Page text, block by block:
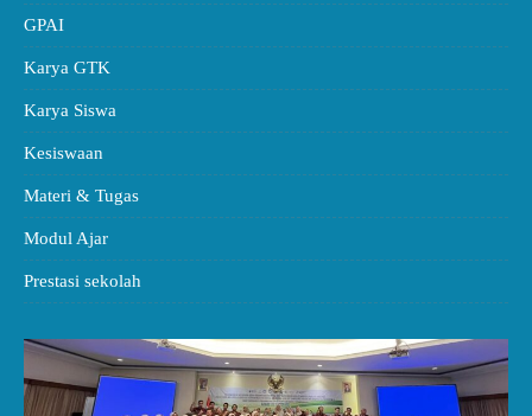
GPAI
Karya GTK
Karya Siswa
Kesiswaan
Materi & Tugas
Modul Ajar
Prestasi sekolah